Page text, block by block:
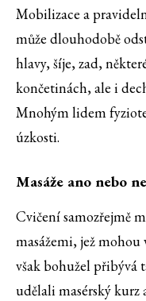
Mobilizace a
může dlouhodobě
hlavy, šíje, zad,
končetinách, ale i
Mnohým lidem
úzkosti.
Masáže ano nebo
Cvičení samozřejmě
masážemi, jež
však bohužel přibývá
udělali masérský kurz